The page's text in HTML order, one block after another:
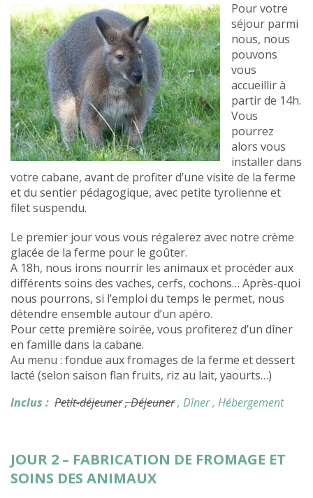
Pour votre
séjour parmi
nous, nous
pouvons
vous
accueillir à
partir de 14h.
Vous
pourrez
alors vous
installer dans
votre cabane, avant de profiter d’une visite de la ferme
et du sentier pédagogique, avec petite tyrolienne et
filet suspendu.
Le premier jour vous vous régalerez avec notre crème
glacée de la ferme pour le goûter.
A 18h, nous irons nourrir les animaux et procéder aux
différents soins des vaches, cerfs, cochons… Après-quoi
nous pourrons, si l’emploi du temps le permet, nous
détendre ensemble autour d’un apéro.
Pour cette première soirée, vous profiterez d’un dîner
en famille dans la cabane.
Au menu : fondue aux fromages de la ferme et dessert
lacté (selon saison flan fruits, riz au lait, yaourts…)
Inclus : Petit-déjeuner, Déjeuner, Dîner, Hébergement
JOUR 2 – FABRICATION DE FROMAGE ET
SOINS DES ANIMAUX